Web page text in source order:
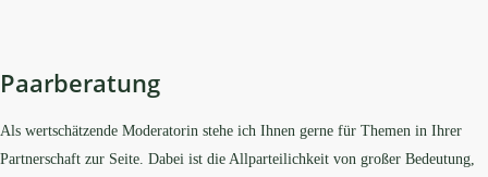
Paarberatung
Als wertschätzende Moderatorin stehe ich Ihnen gerne für Themen in Ihrer
Partnerschaft zur Seite. Dabei ist die Allparteilichkeit von großer Bedeutung,